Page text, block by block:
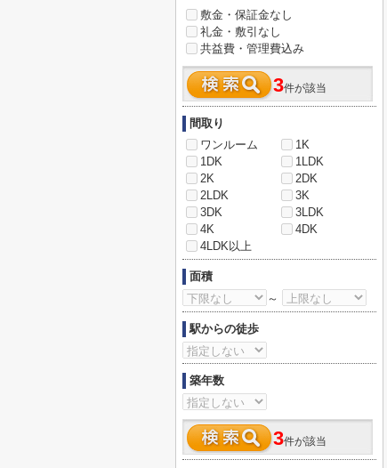
敷金・保証金なし
礼金・敷引なし
共益費・管理費込み
3件が該当
間取り
ワンルーム
1K
1DK
1LDK
2K
2DK
2LDK
3K
3DK
3LDK
4K
4DK
4LDK以上
面積
～
駅からの徒歩
築年数
3件が該当